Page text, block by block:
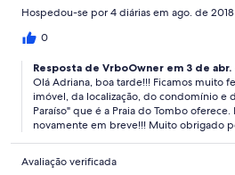
Hospedou-se por 4 diárias em ago. de 2018
0
Resposta de VrboOwner em 3 de
Olá Adriana, boa tarde!!! Ficamos muito
imóvel, da localização, do condomínio e
Paraíso" que é a Praia do Tombo
novamente em breve!!! Muito obrigado
Avaliação verificada